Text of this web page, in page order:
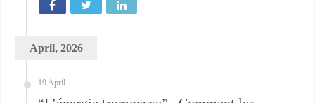
April, 2026
19 April